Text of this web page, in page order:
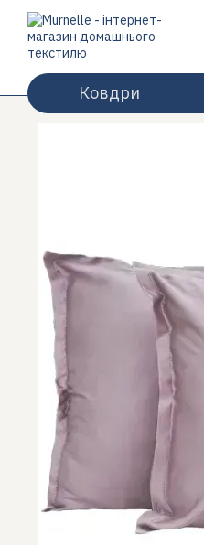
Перейти до основного контенту
Ковдри